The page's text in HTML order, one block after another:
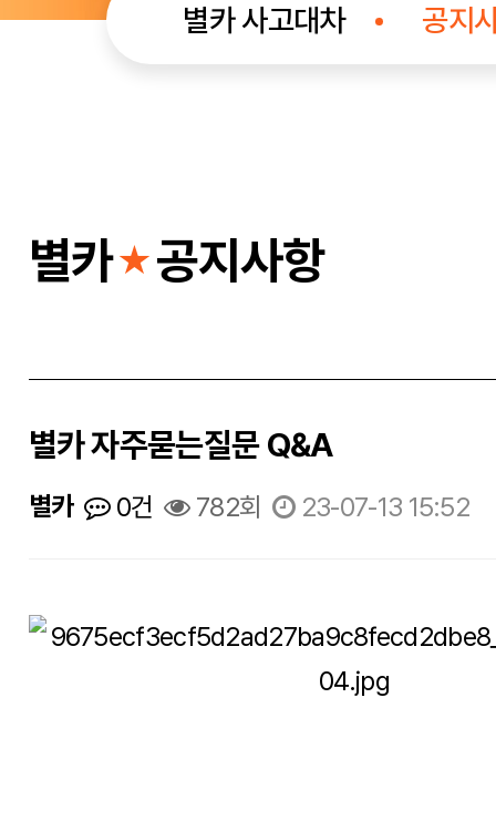
별카 사고대차 공지
별카★공지사항
별카 자주묻는질문 Q&A
별카 0건 782회 23-07-13 15:52